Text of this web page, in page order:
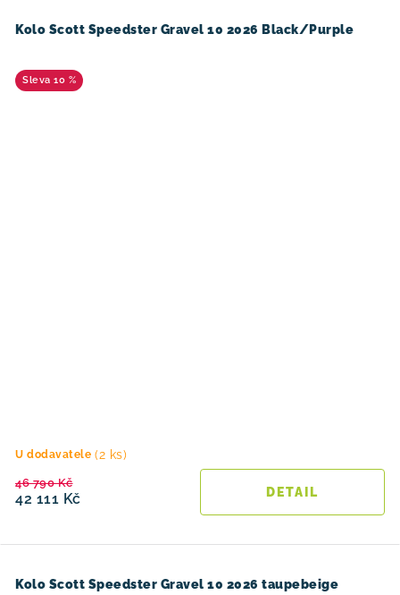
Kolo Scott Speedster Gravel 10 2026 Black/Purple
10 %
U dodavatele (2 ks)
42 111 Kč
46 790 Kč
Kolo Scott Speedster Gravel 10 2026 taupebeige